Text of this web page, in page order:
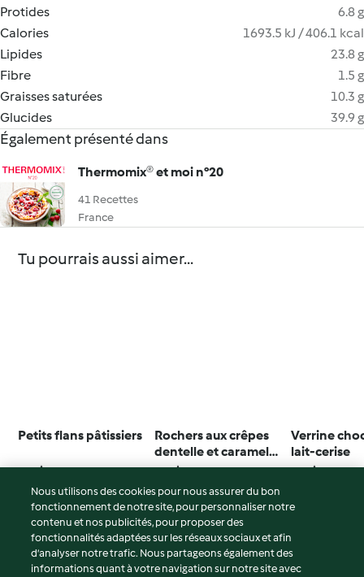
Protides
6.8 g
Calories
1693.5 kJ / 406.1 kcal
Lipides
23.8 g
Fibre
1.5 g
Graisses saturées
10.3 g
Glucides
39.9 g
Également présenté dans
Thermomix® et moi n°20
41 Recettes
France
Tu pourrais aussi aimer...
Petits flans pâtissiers
3.1 (10)
Rochers aux crêpes
dentelle et caramel
beurre salé
3.3 (38)
Verrine
lait-cerise
3.7 (7)
© Copyright 2026
Nous utilisons des cookies pour nous assurer du bon
fonctionnement de notre site, pour personnaliser notre
contenu et nos publicités, pour proposer des
fonctionnalités adaptées sur les réseaux sociaux et afin
d’analyser notre trafic. Nous partageons également des
informations quant à votre navigation sur notre site avec